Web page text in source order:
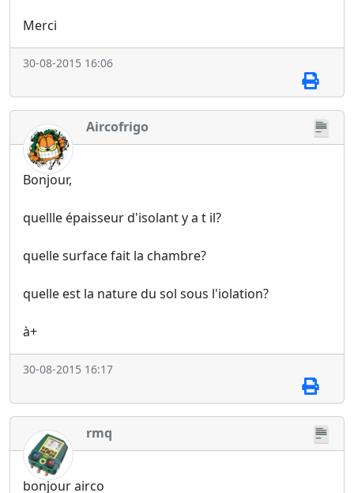
Merci
30-08-2015 16:06
Aircofrigo
Bonjour,
quellle épaisseur d'isolant y a t il?
quelle surface fait la chambre?
quelle est la nature du sol sous l'iolation?
à+
30-08-2015 16:17
rmq
bonjour airco